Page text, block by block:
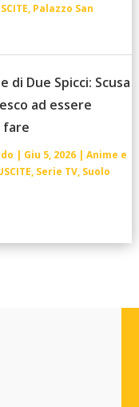
, Palazzo San
di Due Spicci: Scusa
ad essere
fare
| Giu 5, 2026| Anime e
, Serie TV, Suolo